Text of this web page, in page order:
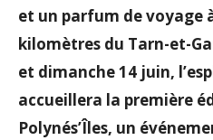
et un parfum de voyage
kilomètres du Tarn-et-
et dimanche 14 juin,
accueillera la première
Polynés’Îles, un